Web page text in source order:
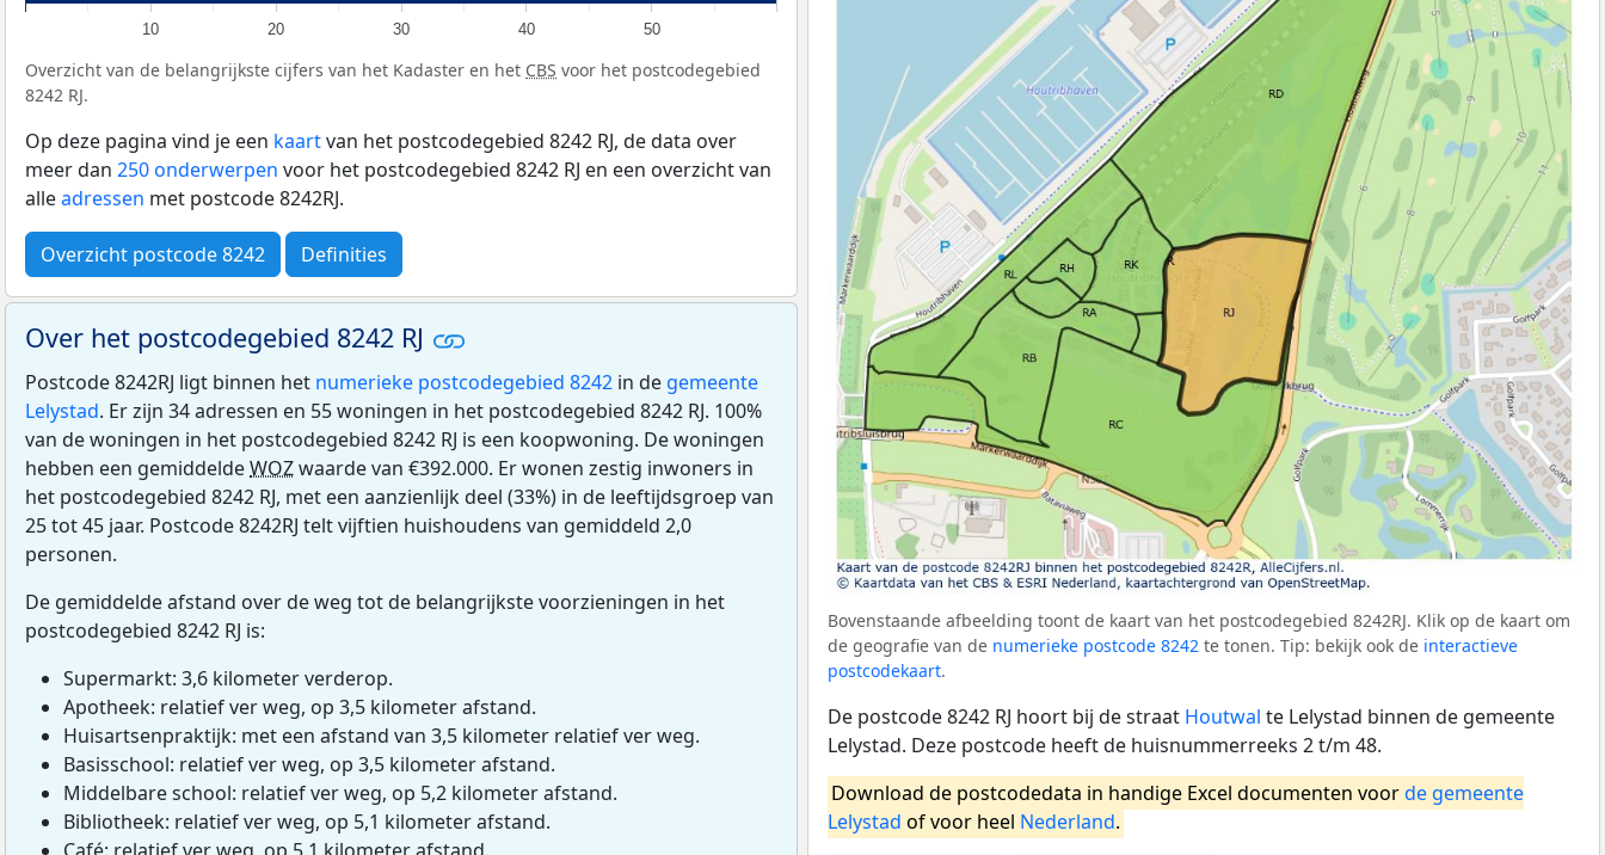
10 20 30 40 50
Overzicht van de belangrijkste cijfers van het Kadaster en het CBS voor het postcodegebied
8242 RJ.
Op deze pagina vind je een kaartvan het postcodegebied 8242 RJ, de data over
meer dan 250 onderwerpen voor het postcodegebied 8242 RJ en een overzicht van
alleadressen met postcode 8242RJ.
Overzicht postcode 8242 Definities
Over het postcodegebied 8242 RJ
Postcode 8242RJ ligt binnen het numerieke postcodegebied 8242 in de gemeente
Lelystad. Er zijn 34 adressen en 55 woningen in het postcodegebied 8242 RJ. 100%
van de woningen in het postcodegebied 8242 RJ is een koopwoning. De woningen
hebben een gemiddeldeWOZwaarde van €392.000. Er wonen zestig inwoners in
het postcodegebied 8242 RJ, met een aanzienlijk deel (33%) in de leeftijdsgroep van
25 tot 45 jaar. Postcode 8242RJ telt vijftien huishoudens van gemiddeld 2,0
personen.
De gemiddelde afstand over de weg tot de belangrijkste voorzieningen in het
postcodegebied 8242 RJ is:
Supermarkt: 3,6 kilometer verderop.
Apotheek: relatief ver weg, op 3,5 kilometer afstand.
Huisartsenpraktijk: met een afstand van 3,5 kilometer relatief ver weg.
Basisschool: relatief ver weg, op 3,5 kilometer afstand.
Middelbare school: relatief ver weg, op 5,2 kilometer afstand.
Bibliotheek: relatief ver weg, op 5,1 kilometer afstand.
Bovenstaande afbeelding toont de kaart van het postcodegebied 8242RJ. Klik op de kaart om
de geografie van de numerieke postcode 8242 te tonen. Tip: bekijk ook de interactieve
postcodekaart.
De postcode 8242 RJ hoort bij de straat Houtwal te Lelystad binnen de gemeente
Lelystad. Deze postcode heeft de huisnummerreeks 2 t/m 48.
Download de postcodedata in handige Excel documenten voorde gemeente
Lelystad of voor heel Nederland.